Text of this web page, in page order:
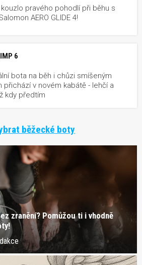
pravého pohodlí při běhu s
AERO GLIDE 4!
6
bota na běh i chůzi smíšeným
přichází v novém kabátě - lehčí a
kdy předtím
běžecké boty
zranění? Pomůžou ti i vhodně